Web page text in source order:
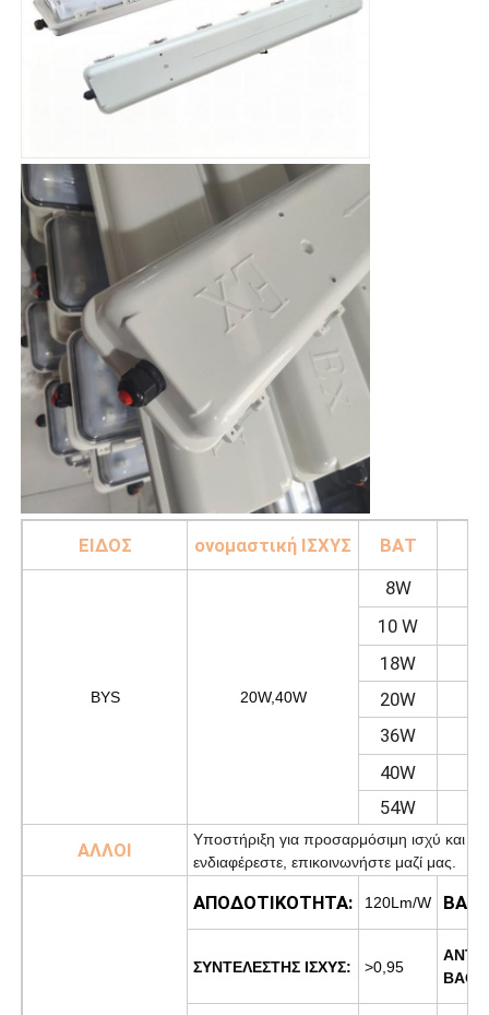
ΕΙΔΟΣ ονομαστική ΙΣΧΥΣ ΒΑΤ
BYS 20W,40W
8W
10 W
18W
20W
36W
40W
54W
ΑΛΛΟΙ
Υποστήριξη για προσαρμόσιμη ισχύ και
ενδιαφέρεστε, επικοινωνήστε μαζί μας.
ΑΠΟΔΟΤΙΚΟΤΗΤΑ: 120Lm/W
ΣΥΝΤΕΛΕΣΤΗΣ ΙΣΧΥΣ: >0,95